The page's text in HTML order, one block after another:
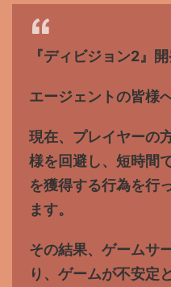
『ディビジョン2』
エージェントの皆様へ
現在、プレイヤーの
様を回避し、短時間
を獲得する行為を行
ます。
その結果、ゲームサ
り、ゲームが不安定